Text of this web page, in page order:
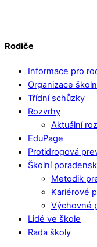
Rodiče
Informace pro
Organizace
Třídní schůzky
Rozvrhy
Aktuální
EduPage
Protidrogová
Školní
Metodik
Kariérové
Výchovné
Lidé ve škole
Rada školy